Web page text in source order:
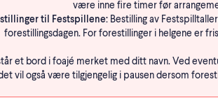
være inne fire timer før
til Festspillene: Bestilling av
forestillingsdagen. For forestillinger i helgene er
et bord i foajé merket med ditt navn. Ved
vil også være tilgjengelig i pausen dersom